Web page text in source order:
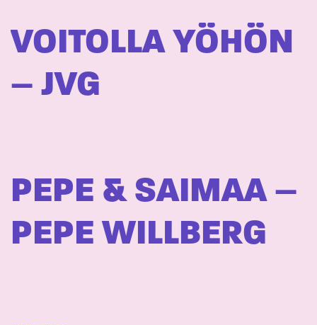
VOITOLLA YÖHÖN
– JVG
PEPE & SAIMAA –
PEPE WILLBERG